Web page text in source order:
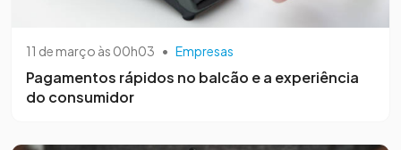
11 de março às 00h03 • Empresas
Pagamentos rápidos no balcão e a experiência
do consumidor